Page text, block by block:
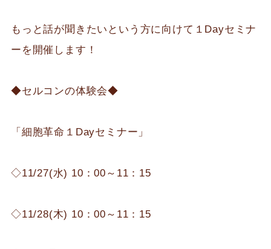
もっと話が聞きたいという方に向けて１Dayセミナ
ーを開催します！
◆セルコンの体験会◆
「細胞革命１Dayセミナー」
◇11/27(水) 10：00～11：15
◇11/28(木) 10：00～11：15